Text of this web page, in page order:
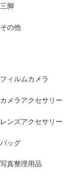
脚
の他
フィルムカメラ
カメラアクセサリー
レンズアクセサリー
ッグ
写真整理用品